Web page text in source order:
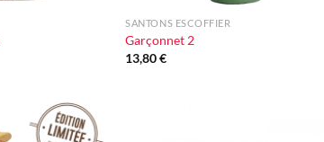
SANTONS ESCOFFIER
Garçonnet 2
13,80€